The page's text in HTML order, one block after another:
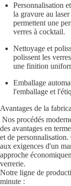
Personnalisation
la gravure au
permettent une
verres à cocktail.
Nettoyage et
polissent les
une finition
Emballage
l'emballage et
Avantages de la
Nos procédés
des avantages en
et de
aux exigences d'un
approche
verrerie.
Notre ligne de
minute :